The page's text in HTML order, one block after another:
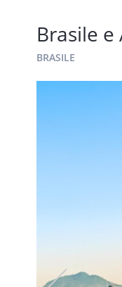
Brasile e
BRASILE